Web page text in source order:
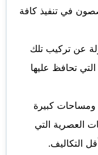
في تنفيذ كافة
عن تركيب تلك
تحافظ عليها
كبيرة
العصرية التي
التكاليف.